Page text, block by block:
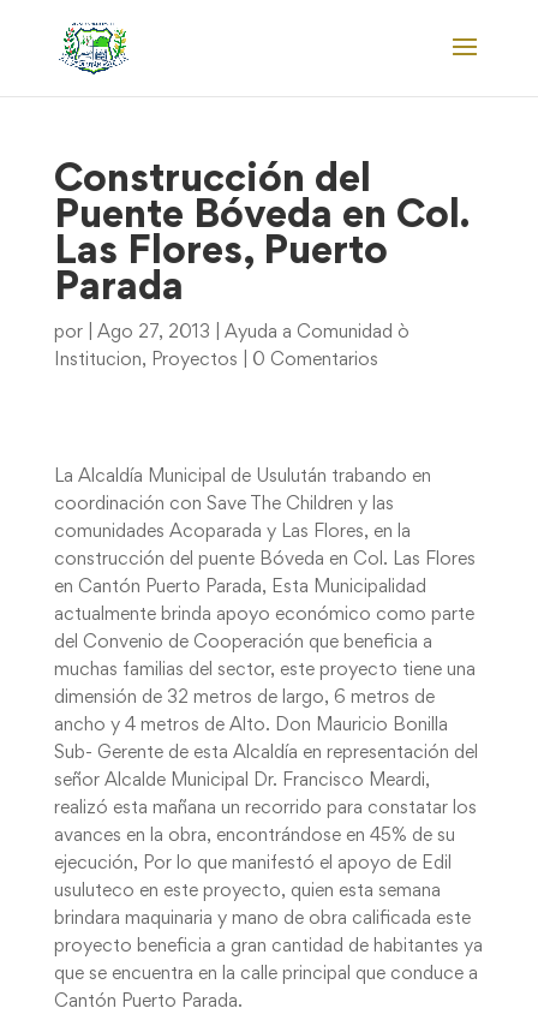
Construcción del
Puente Bóveda en Col.
Las Flores, Puerto
Parada
por Ago 27, 2013
Ayuda a Comunidad ò
Institucion, Proyectos 0 Comentarios
La Alcaldía Municipal de Usulután trabando en
coordinación con Save The Children y las
comunidades Acoparada y Las Flores, en la
construcción del puente Bóveda en Col. Las Flores
en Cantón Puerto Parada, Esta Municipalidad
actualmente brinda apoyo económico como parte
del Convenio de Cooperación que beneficia a
muchas familias del sector, este proyecto tiene una
dimensión de 32 metros de largo, 6 metros de
ancho y 4 metros de Alto. Don Mauricio Bonilla
Sub- Gerente de esta Alcaldía en representación del
señor Alcalde Municipal Dr. Francisco Meardi,
realizó esta mañana un recorrido para constatar los
avances en la obra, encontrándose en 45% de su
ejecución, Por lo que manifestó el apoyo de Edil
usuluteco en este proyecto, quien esta semana
brindara maquinaria y mano de obra calificada este
proyecto beneficia a gran cantidad de habitantes ya
que se encuentra en la calle principal que conduce a
Cantón Puerto Parada.